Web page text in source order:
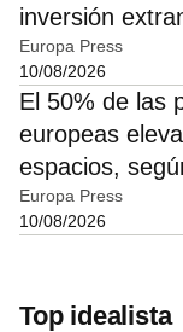
inversión
Europa Press
10/08/2026
El 50% de las
europeas
espacios,
Europa Press
10/08/2026
Top idealista